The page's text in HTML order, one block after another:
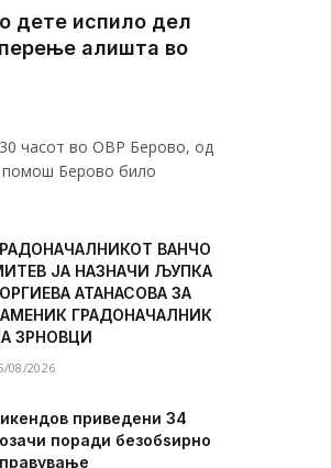
дете испило дел
алишта во
часот во ОВР Берово, од
помош Берово било
ВАНЧО
ЈА НАЗНАЧИ ЉУПКА
АТАНАСОВА ЗА
ГРАДОНАЧАЛНИК
ЗРНОВЦИ
08/2026
приведени 34
поради безобѕирно